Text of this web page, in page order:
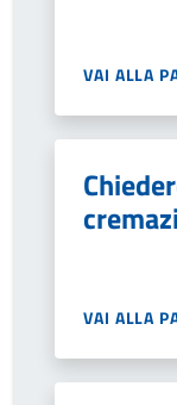
VAI ALLA
VAI ALLA